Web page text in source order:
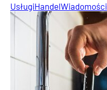
UsługiHandelWiadomości